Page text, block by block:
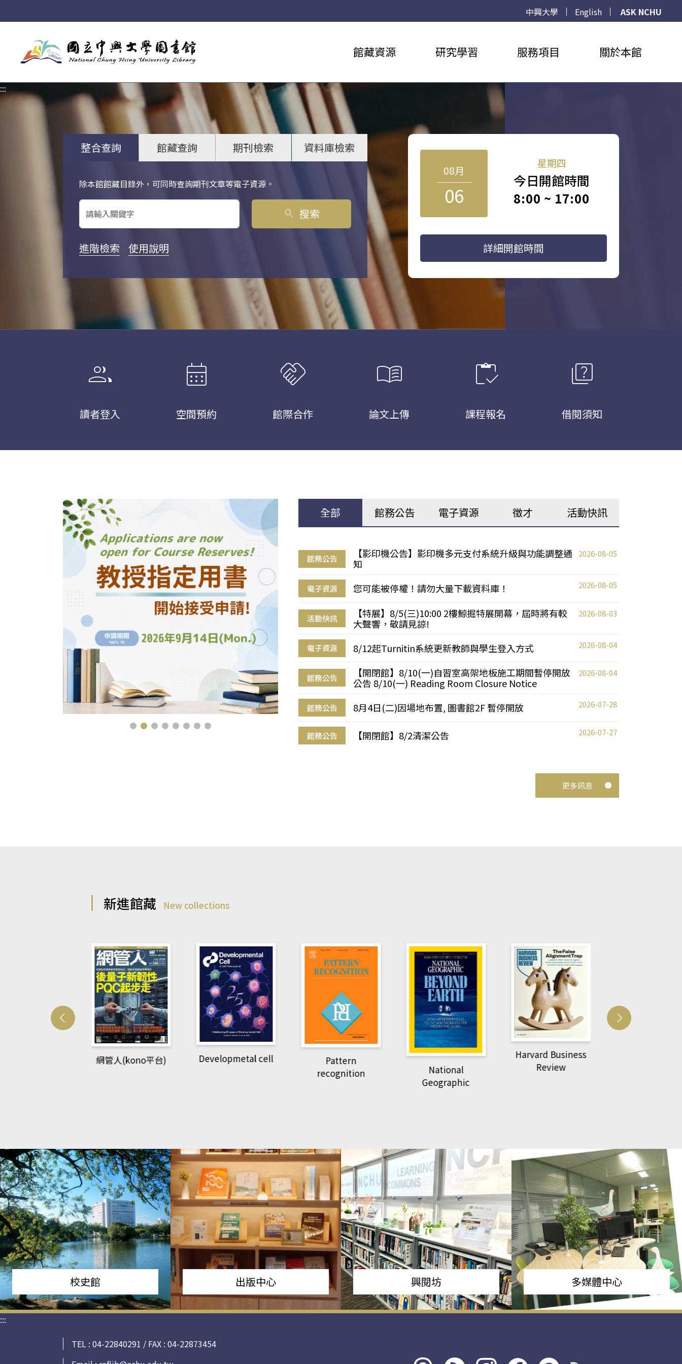
中興大學 English
ASK NCHU
館藏資源 研究學習 服務項目 關於本館
:::
整合查詢 館藏查詢 期刊檢索 資料庫檢索
除本館館藏目錄外，可同時查詢期刊文章等電子資源。
關鍵字搜尋
search 搜索
進階檢索 使用說明
08月
06
星期四
今日開館時間
8:00 ~ 17:00
詳細開館時間
group
讀者登入
calendar_month
空間預約
handshake
館際合作
menu_book
論文上傳
inventory
課程報名
quiz
借閱須知
全部 館務公告 電子資源 徵才 活動快訊
館務公告
【影印機公告】影印機多元支付系統升級與功能調整通
知
2026-08-05
電子資源 您可能被停權！請勿大量下載資料庫！ 2026-08-05
活動快訊
【特展】8/5(三)10:00 2樓鯨掘特展開幕，屆時將有較
大聲響，敬請見諒!
2026-08-03
電子資源 8/12起Turnitin系統更新教師與學生登入方式 2026-08-04
館務公告
【開閉館】8/10(一)自習室高架地板施工期間暫停開放
公告 8/10(一) Reading Room Closure Notice
2026-08-04
館務公告 8月4日(二)因場地布置, 圖書館2F 暫停開放 2026-07-28
館務公告 【開閉館】8/2清潔公告 2026-07-27
更多訊息
新進館藏 New collections
網管人(kono平台) Developmetal cell
Pattern
recognition
National
Geographic
Harvard Business
Review
校史館 出版中心 興閱坊 多媒體中心
:::
TEL : 04-22840291 / FAX : 04-22873454